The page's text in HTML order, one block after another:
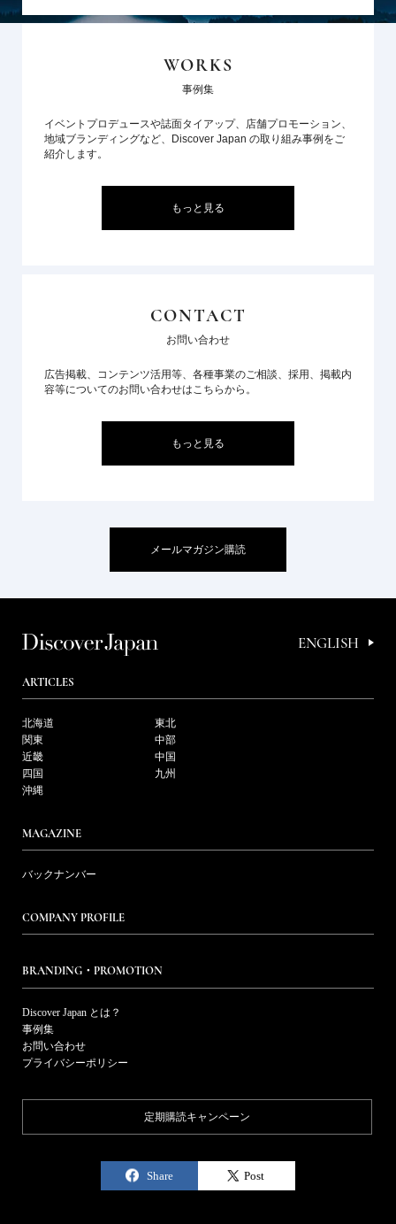
WORKS
事例集
イベントプロデュースや誌面タイアップ、店舗プロモーション、
地域ブランディングなど、Discover Japan の取り組み事例をご
紹介します。
もっと見る
CONTACT
お問い合わせ
広告掲載、コンテンツ活用等、各種事業のご相談、採用、掲載内
容等についてのお問い合わせはこちらから。
もっと見る
メールマガジン購読
ENGLISH
ARTICLES
北海道
東北
関東
中部
近畿
中国
四国
九州
沖縄
MAGAZINE
バックナンバー
COMPANY PROFILE
BRANDING・PROMOTION
Discover Japan とは？
事例集
お問い合わせ
プライバシーポリシー
定期購読キャンペーン
Share Post